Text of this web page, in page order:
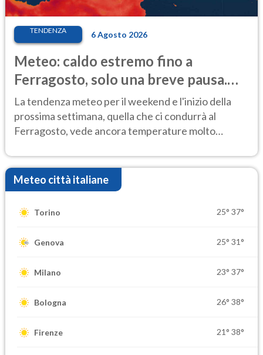
TENDENZA 6 Agosto 2026
Meteo: caldo estremo fino a
Ferragosto, solo una breve pausa.
Ecco dove
La tendenza meteo per il weekend e l'inizio della
prossima settimana, quella che ci condurrà al
Ferragosto, vede ancora temperature molto
Meteo città italiane
Torino 25° 37°
Genova 25° 31°
Milano 23° 37°
Bologna 26° 38°
Firenze 21° 38°